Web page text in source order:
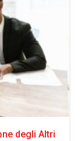
degli Altri